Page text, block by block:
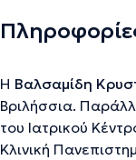
Η Βαλσαμίδη
Βριλήσσια.
του Ιατρικού
Κλινική